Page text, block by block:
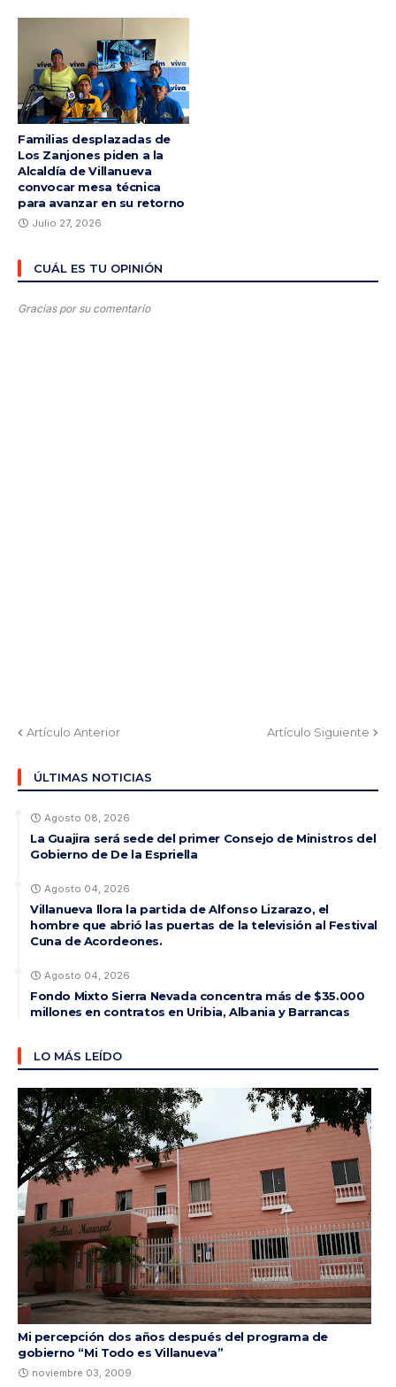
Familias desplazadas de
Los Zanjones piden a la
Alcaldía de Villanueva
convocar mesa técnica
para avanzar en su retorno
Julio 27, 2026
CUÁL ES TU OPINIÓN
Gracias por su comentario
Artículo Anterior Artículo Siguiente
ÚLTIMAS NOTICIAS
Agosto 08, 2026
La Guajira será sede del primer Consejo de Ministros del
Gobierno de De la Espriella
Agosto 04, 2026
Villanueva llora la partida de Alfonso Lizarazo, el
hombre que abrió las puertas de la televisión al Festival
Cuna de Acordeones.
Agosto 04, 2026
Fondo Mixto Sierra Nevada concentra más de $35.000
millones en contratos en Uribia, Albania y Barrancas
LO MÁS LEÍDO
Mi percepción dos años después del programa de
gobierno “Mi Todo es Villanueva”
noviembre 03, 2009